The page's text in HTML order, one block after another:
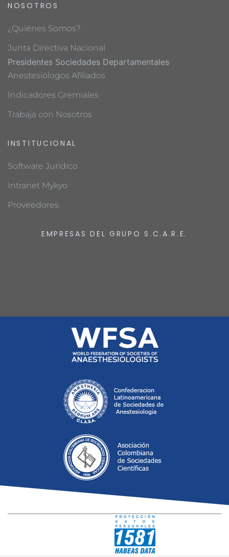
NOSOTROS
¿Quiénes Somos?
Junta Directiva Nacional
Presidentes Sociedades Departamentales
Anestesiólogos Afiliados
Indicadores Gremiales
Trabaja con Nosotros
INSTITUCIONAL
Software Jurídico
Intranet Mykyo
Proveedores
EMPRESAS DEL GRUPO S.C.A.R.E.